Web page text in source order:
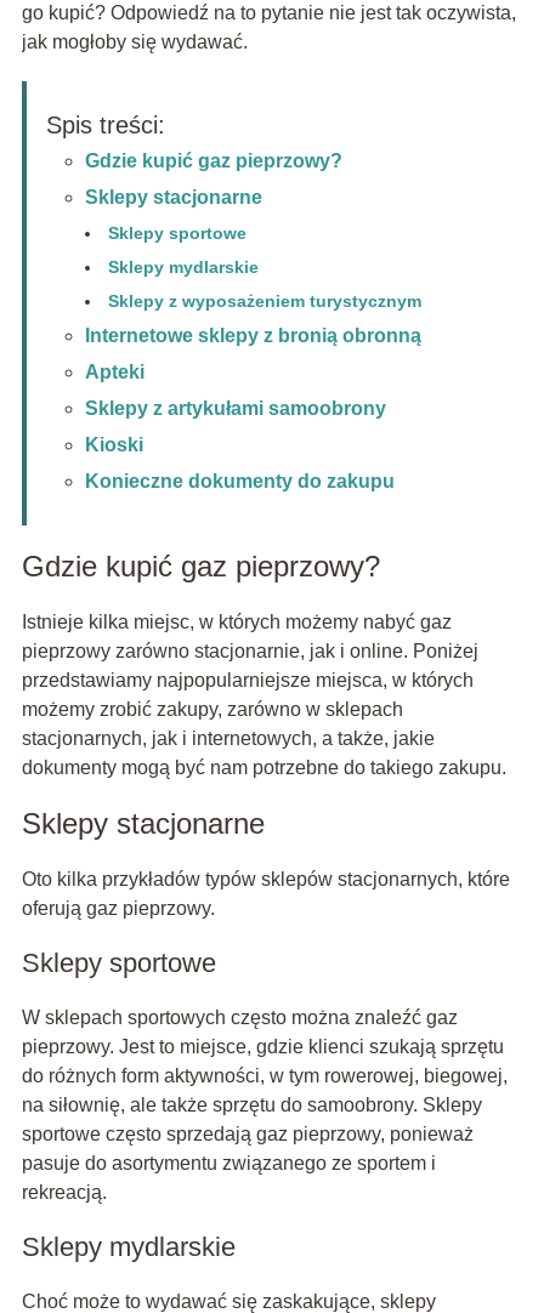
go kupić? Odpowiedź na to pytanie nie jest tak oczywista,
jak mogłoby się wydawać.
Spis treści:
Gdzie kupić gaz pieprzowy?
Sklepy stacjonarne
Sklepy sportowe
Sklepy mydlarskie
Sklepy z wyposażeniem turystycznym
Internetowe sklepy z bronią obronną
Apteki
Sklepy z artykułami samoobrony
Kioski
Konieczne dokumenty do zakupu
Gdzie kupić gaz pieprzowy?
Istnieje kilka miejsc, w których możemy nabyć gaz
pieprzowy zarówno stacjonarnie, jak i online. Poniżej
przedstawiamy najpopularniejsze miejsca, w których
możemy zrobić zakupy, zarówno w sklepach
stacjonarnych, jak i internetowych, a także, jakie
dokumenty mogą być nam potrzebne do takiego zakupu.
Sklepy stacjonarne
Oto kilka przykładów typów sklepów stacjonarnych, które
oferują gaz pieprzowy.
Sklepy sportowe
W sklepach sportowych często można znaleźć gaz
pieprzowy. Jest to miejsce, gdzie klienci szukają sprzętu
do różnych form aktywności, w tym rowerowej, biegowej,
na siłownię, ale także sprzętu do samoobrony. Sklepy
sportowe często sprzedają gaz pieprzowy, ponieważ
pasuje do asortymentu związanego ze sportem i
rekreacją.
Sklepy mydlarskie
Choć może to wydawać się zaskakujące, sklepy